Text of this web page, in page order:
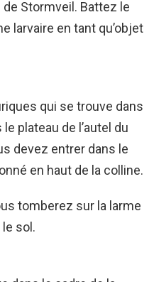
Stormveil. Battez le
larvaire en tant qu’objet
qui se trouve dans
plateau de l’autel du
devez entrer dans le
en haut de la colline.
tomberez sur la larme
le sol.